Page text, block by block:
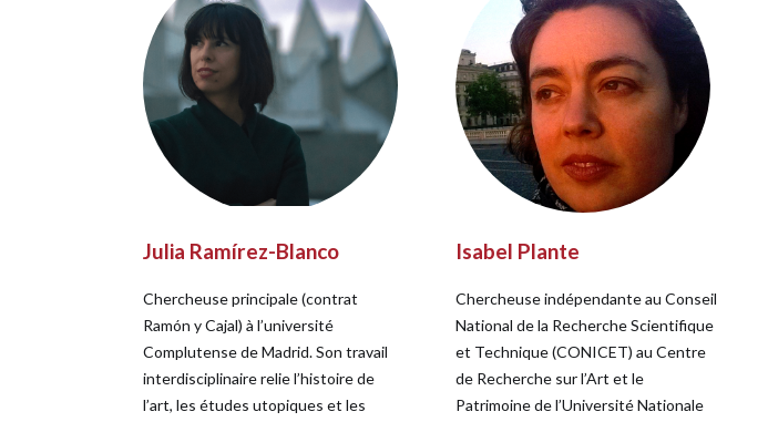
Julia Ramírez-Blanco
Chercheuse principale (contrat
Ramón y Cajal) à l’université
Complutense de Madrid. Son travail
interdisciplinaire relie l’histoire de
l’art, les études utopiques et les
Isabel Plante
Chercheuse indépendante au Conseil
National de la Recherche Scientifique
et Technique (CONICET) au Centre
de Recherche sur l’Art et le
Patrimoine de l’Université Nationale